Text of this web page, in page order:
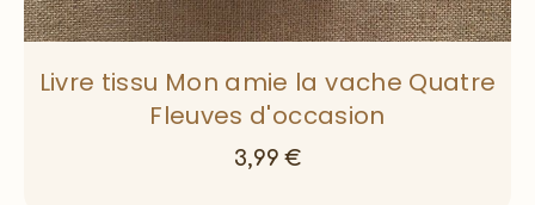
Livre tissu Mon amie la vache Quatre
Fleuves d'occasion
3,99 €